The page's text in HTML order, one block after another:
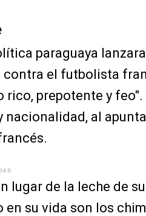
paraguaya
el futbolista
rico, prepotente y feo".
al
lugar de la leche de
su vida son los